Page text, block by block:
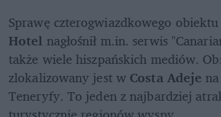
Sprawę czterogwiazdkowego obiektu
Hotel nagłośnił m.in. serwis
także wiele hiszpańskich mediów.
zlokalizowany jest w Costa Adeje
Teneryfy. To jeden z najbardziej